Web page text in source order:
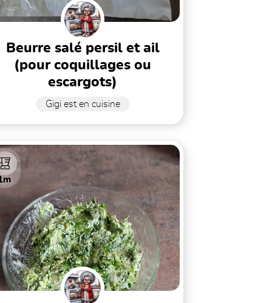
beurre salé persil et ail
(pour coquillages ou
escargots)
Gigi est en cuisine